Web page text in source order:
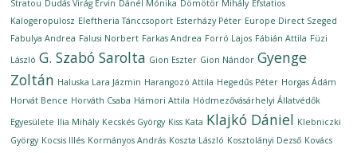
Stratou Dudás Virág Ervin Dánél Mónika Dömötör Mihály Efstatios
Kalogeropulosz Eleftheria Tánccsoport Esterházy Péter Europe Direct Szeged
Fabulya Andrea Falusi Norbert Farkas Andrea Forró Lajos Fábián Attila Füzi
László G. Szabó Sarolta Gion Eszter Gion Nándor Gyenge
Zoltán Haluska Lara Jázmin Harangozó Attila Hegedűs Péter Horgas Ádám
Horvát Bence Horváth Csaba Hámori Attila Hódmezővásárhelyi Állatvédők
Egyesülete Ilia Mihály Kecskés György Kiss Kata Klajkó Dániel Klebniczki
György Kocsis Illés Kormányos András Koszta László Kosztolányi Dezső Kovács